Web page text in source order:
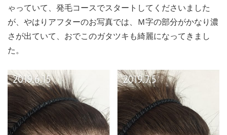
ゃっていて、発毛コースでスタートしてくださいました
が、やはりアフターのお写真では、Ｍ字の部分がかなり濃
さが出ていて、おでこのガタツキも綺麗になってきまし
た。